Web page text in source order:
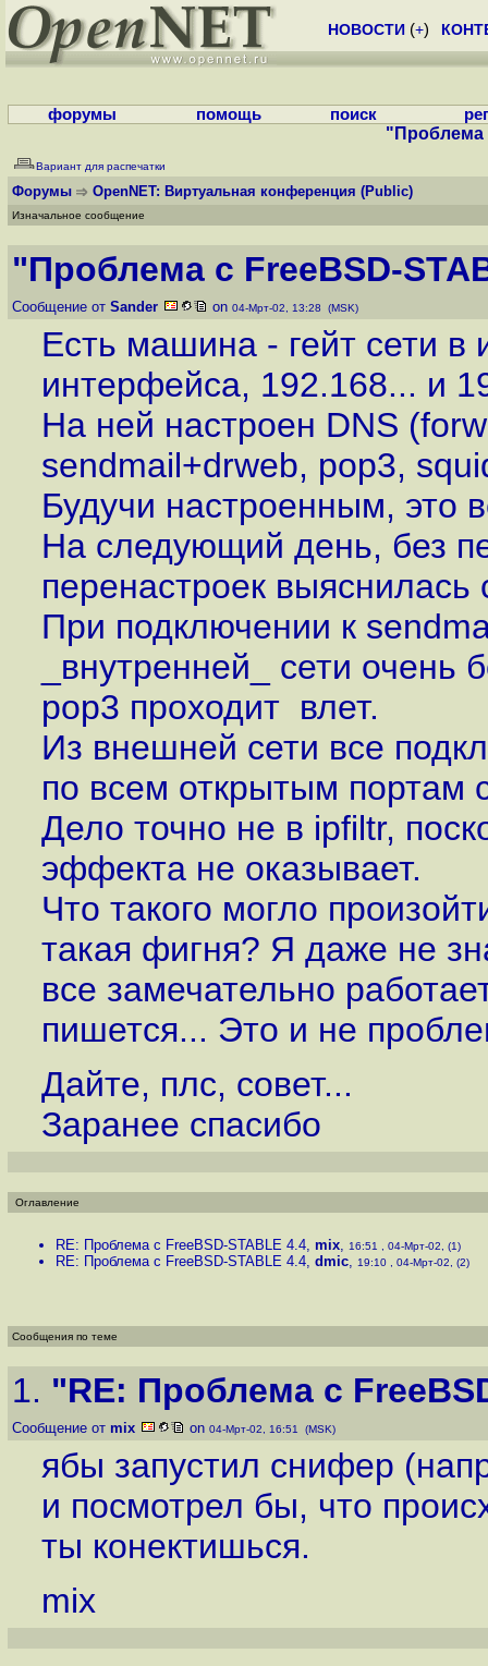
НОВОСТИ (+)
форумы помощь поиск
"Проблема
Вариант для распечатки
Форумы OpenNET: Виртуальная конференция (Public)
Изначальное сообщение
"Проблема с FreeBSD-
Сообщение от Sander on 04-Мрт-02, 13:28 (MSK)
Есть машина - гейт сети в
интерфейса, 192.168... и
На ней настроен DNS
sendmail+drweb, pop3,
Будучи настроенным, это
На следующий день, без
перенастроек
При подключении к
_внутренней_ сети
pop3 проходит влет.
Из внешней сети все
по всем открытым портам
Дело точно не в ipfiltr,
эффекта не оказывает.
Что такого могло
такая фигня? Я даже не
все замечательно
пишется... Это и не
Дайте, плс, совет...
Заранее спасибо
Оглавление
RE: Проблема с FreeBSD-STABLE 4.4, mix, 16:51 , 04-Мрт-02, (1)
RE: Проблема с FreeBSD-STABLE 4.4, dmic, 19:10 , 04-Мрт-02, (2)
Сообщения по теме
1. "RE: Проблема с
Сообщение от mix on 04-Мрт-02, 16:51 (MSK)
ябы запустил снифер
и посмотрел бы, что
ты конектишься.
mix